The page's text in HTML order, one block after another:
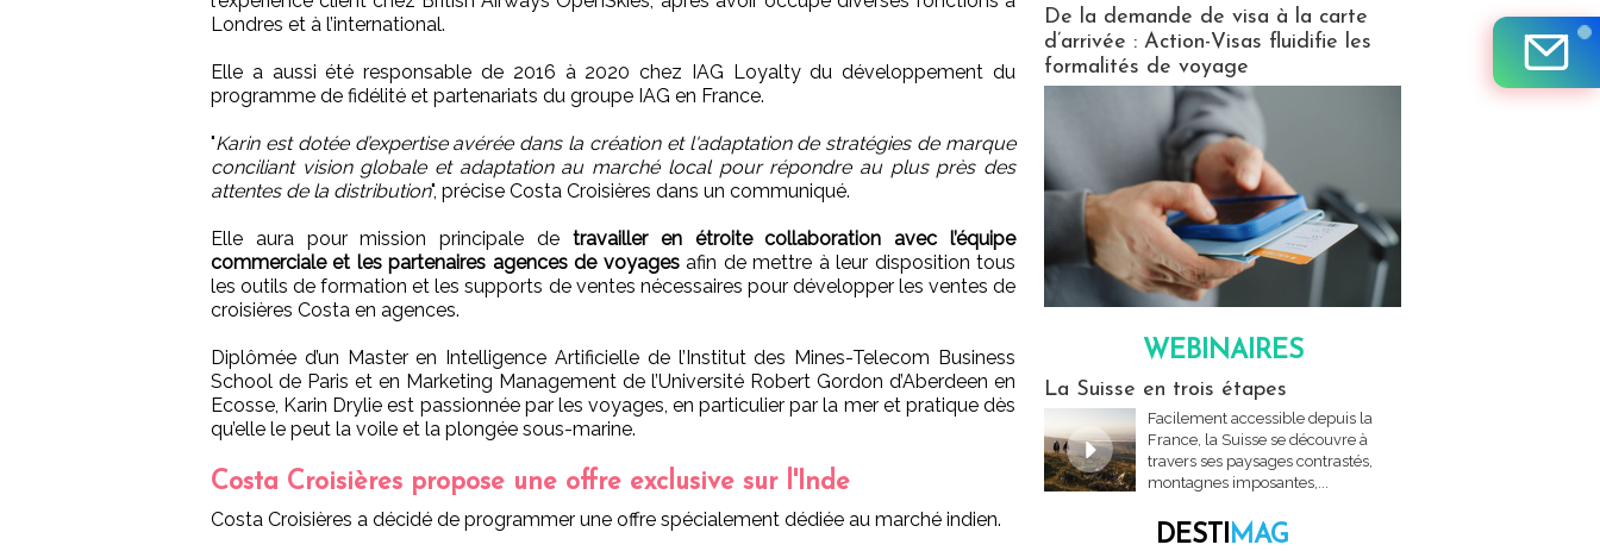
Londres et à l’international.
Elle a aussi été responsable de 2016 à 2020 chez IAG Loyalty du développement du
programme de fidélité et partenariats du groupe IAG en France.
"Karin est dotée d’expertise avérée dans la création et l'adaptation de stratégies de marque
conciliant vision globale et adaptation au marché local pour répondre au plus près des
attentes de la distribution", précise Costa Croisières dans un communiqué.
Elle aura pour mission principale de travailler en étroite collaboration avec l’équipe
commerciale et les partenaires agences de voyagesafin de mettre à leur disposition tous
les outils de formation et les supports de ventes nécessaires pour développer les ventes de
croisières Costa en agences.
Diplômée d’un Master en Intelligence Artificielle de l’Institut des Mines-Telecom Business
School de Paris et en Marketing Management de l’Université Robert Gordon d’Aberdeen en
Ecosse, Karin Drylie est passionnée par les voyages, en particulier par la mer et pratique dès
qu’elle le peut la voile et la plongée sous-marine.
Costa Croisières propose une offre exclusive sur l'Inde
Costa Croisières a décidé de programmer une offre spécialement dédiée au marché indien.
De la demande de visa à la carte
d’arrivée : Action-Visas fluidifie les
formalités de voyage
WEBINAIRES
La Suisse en trois étapes
Facilement accessible depuis la
France, la Suisse se découvre à
travers ses paysages contrastés,
montagnes imposantes,...
DESTIMAG